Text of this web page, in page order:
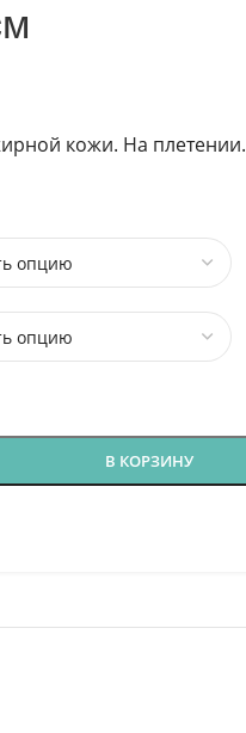
кожи. На плетении.
В КОРЗИНУ